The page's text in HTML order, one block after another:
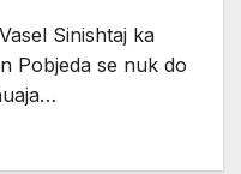
Sinishtaj ka
Pobjeda se nuk do